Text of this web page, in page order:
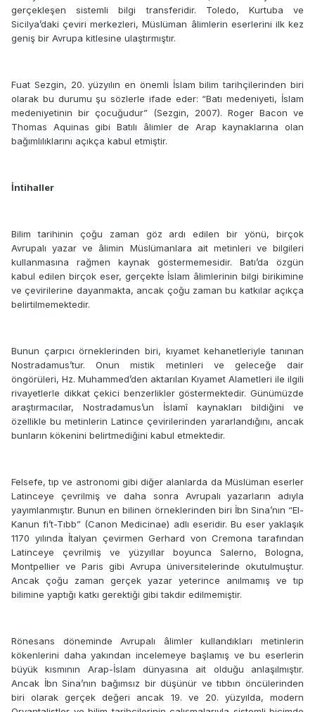
gerçekleşen sistemli bilgi transferidir. Toledo, Kurtuba ve
Sicilya’daki çeviri merkezleri, Müslüman âlimlerin eserlerini ilk kez
geniş bir Avrupa kitlesine ulaştırmıştır.
Fuat Sezgin, 20. yüzyılın en önemli İslam bilim tarihçilerinden biri
olarak bu durumu şu sözlerle ifade eder: “Batı medeniyeti, İslam
medeniyetinin bir çocuğudur” (Sezgin, 2007). Roger Bacon ve
Thomas Aquinas gibi Batılı âlimler de Arap kaynaklarına olan
bağımlılıklarını açıkça kabul etmiştir.
İntihaller
Bilim tarihinin çoğu zaman göz ardı edilen bir yönü, birçok
Avrupalı yazar ve âlimin Müslümanlara ait metinleri ve bilgileri
kullanmasına rağmen kaynak göstermemesidir. Batı’da özgün
kabul edilen birçok eser, gerçekte İslam âlimlerinin bilgi birikimine
ve çevirilerine dayanmakta, ancak çoğu zaman bu katkılar açıkça
belirtilmemektedir.
Bunun çarpıcı örneklerinden biri, kıyamet kehanetleriyle tanınan
Nostradamus’tur. Onun mistik metinleri ve geleceğe dair
öngörüleri, Hz. Muhammed’den aktarılan Kıyamet Alametleri ile ilgili
rivayetlerle dikkat çekici benzerlikler göstermektedir. Günümüzde
araştırmacılar, Nostradamus’un İslamî kaynakları bildiğini ve
özellikle bu metinlerin Latince çevirilerinden yararlandığını, ancak
bunların kökenini belirtmediğini kabul etmektedir.
Felsefe, tıp ve astronomi gibi diğer alanlarda da Müslüman eserler
Latinceye çevrilmiş ve daha sonra Avrupalı yazarların adıyla
yayımlanmıştır. Bunun en bilinen örneklerinden biri İbn Sina’nın “El-
Kanun fi’t-Tıbb” (Canon Medicinae) adlı eseridir. Bu eser yaklaşık
1170 yılında İtalyan çevirmen Gerhard von Cremona tarafından
Latinceye çevrilmiş ve yüzyıllar boyunca Salerno, Bologna,
Montpellier ve Paris gibi Avrupa üniversitelerinde okutulmuştur.
Ancak çoğu zaman gerçek yazar yeterince anılmamış ve tıp
bilimine yaptığı katkı gerektiği gibi takdir edilmemiştir.
Rönesans döneminde Avrupalı âlimler kullandıkları metinlerin
kökenlerini daha yakından incelemeye başlamış ve bu eserlerin
büyük kısmının Arap-İslam dünyasına ait olduğu anlaşılmıştır.
Ancak İbn Sina’nın bağımsız bir düşünür ve tıbbın öncülerinden
biri olarak gerçek değeri ancak 19. ve 20. yüzyılda, modern